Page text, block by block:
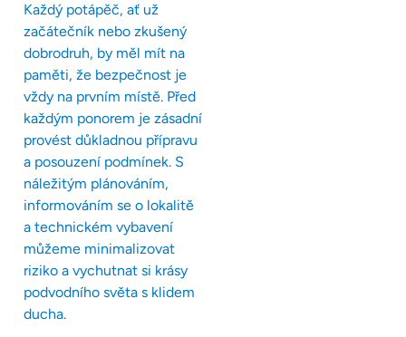
Každý potápěč, ať už
začátečník nebo zkušený
dobrodruh, by měl mít na
paměti, že bezpečnost je
vždy na prvním místě. Před
každým ponorem je zásadní
provést důkladnou přípravu
a posouzení podmínek. S
náležitým plánováním,
informováním se o lokalitě
a technickém vybavení
můžeme minimalizovat
riziko a vychutnat si krásy
podvodního světa s klidem
ducha.